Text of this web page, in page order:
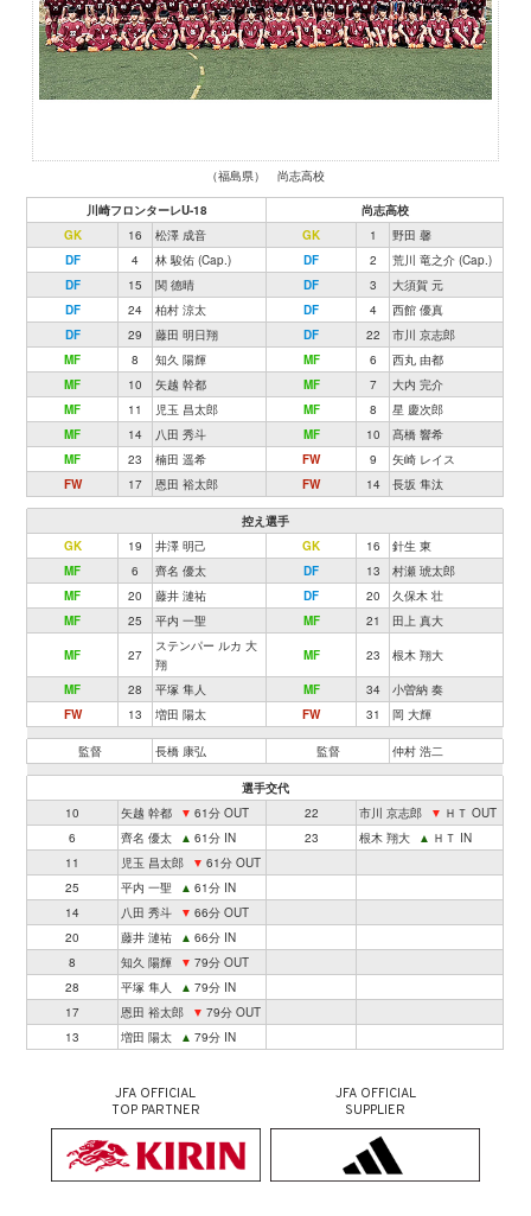
（福島県） 尚志高校
川崎フロンターレU-18
尚志高校
GK
16 松澤 成音 GK 1
野田 馨
DF
4 林 駿佑 (Cap.) DF 2
荒川 竜之介 (Cap.)
DF
15 関 德晴 DF 3
大須賀 元
DF
24 柏村 涼太 DF 4
西館 優真
DF
29 藤田 明日翔 DF 22
市川 京志郎
MF
8 知久 陽輝 MF 6
西丸 由都
MF
10 矢越 幹都 MF 7
大内 完介
MF
11 児玉 昌太郎 MF 8
星 慶次郎
MF
14 八田 秀斗 MF 10
髙橋 響希
MF
23 楠田 遥希 FW 9
矢崎 レイス
FW
17 恩田 裕太郎 FW 14 長坂 隼汰
控え選手
GK
19 井澤 明己 GK 16
針生 東
MF
6 齊名 優太 DF 13
村瀬 琥太郎
MF
20 藤井 漣祐 DF 20
久保木 壮
MF
25 平内 一聖 MF 21 田上 真大
MF 27
ステンパー ルカ 大
翔
MF 23 根木 翔大
MF 28 平塚 隼人 MF 34
小曽納 奏
FW
13 増田 陽太 FW 31 岡 大輝
監督 長橋 康弘 監督 仲村 浩二
選手交代
10
矢越 幹都 ▼ 61分 OUT 22 市川 京志郎 ▼ ＨＴ OUT
6
齊名 優太 ▲ 61分 IN 23 根木 翔大 ▲ ＨＴ IN
11
児玉 昌太郎 ▼ 61分 OUT
25
平内 一聖 ▲ 61分 IN
14
八田 秀斗 ▼ 66分 OUT
20
藤井 漣祐 ▲ 66分 IN
8
知久 陽輝 ▼ 79分 OUT
28
平塚 隼人 ▲ 79分 IN
17
恩田 裕太郎 ▼ 79分 OUT
13
増田 陽太 ▲ 79分 IN
JFA OFFICIAL
TOP PARTNER
JFA OFFICIAL
SUPPLIER